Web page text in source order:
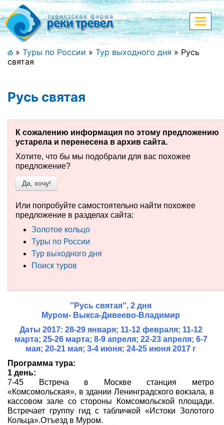
Меню
+7 (911) 182-44-68
Полная версия сайта
Главная
Спецпредложения
Праздничные туры
Страны и направления
Поиск тура
Туры по России
Автобусные туры
Туры на пароме
Авиабилеты
Туристическая страховка
Услуги
О компании
Отзывы
меню
» Туры по России » Тур выходного дня » Русь
святая
Русь святая
К сожалению информация по этому предложению
устарела и перенесена в архив сайта.
Хотите, что бы мы подобрали для вас похожее
предложение?
Да, хочу!
Или попробуйте самостоятельно найти похожее
предложение в разделах сайта:
Золотое кольцо
Туры по России
Тур выходного дня
Поиск туров
''Русь святая'', 2 дня
Муром- Выкса-Дивеево-Владимир
Даты 2017: 28-29 января; 11-12 февраля; 11-12
марта; 25-26 марта; 8-9 апреля; 22-23 апреля; 6-7
мая; 20-21 мая; 3-4 июня; 24-25 июня 2017 г
Программа тура:
1 день:
7-45 Встреча в Москве станция метро
«Комсомольская», в здании Ленинградского вокзала, в
кассовом зале со стороны Комсомольской площади.
Встречает группу гид с табличкой «Истоки Золотого
Кольца».Отъезд в Муром.